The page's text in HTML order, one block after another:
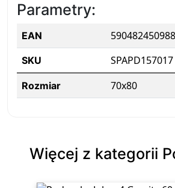
Parametry:
EAN
SKU SPAPD157017
Rozmiar 70x80
Więcej z kategorii